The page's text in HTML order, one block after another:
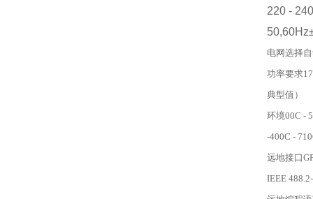
220 -
50,60Hz
电网选择
功率要求
典型值）
环境00C -
-400C -
远地接口
IEEE